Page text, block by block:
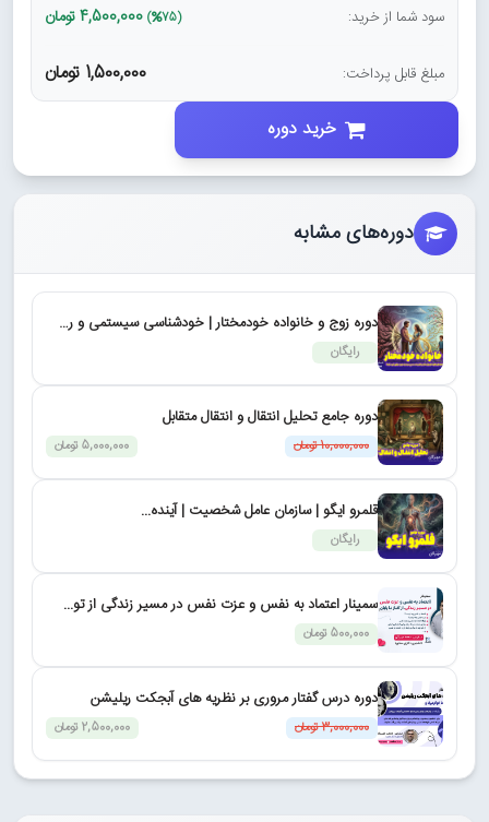
سود شما از خرید: (75
)
مبلغ قابل پرداخت:
1,500,000 تومان
خرید دوره
دوره‌های مشابه
دوره زوج و خانواده خودمختار | خودشناسی سیستمی و رش...
رایگان
دوره جامع تحلیل انتقال و انتقال متقابل
10,000,000 تومان 5,000,000 تومان
قلمرو ایگو | سازمان عامل شخصیت | آینده...
رایگان
سمینار اعتماد به نفس و عزت نفس در مسیر زندگی از تو...
500,000 تومان
دوره درس گفتار مروری بر نظریه های آبجکت ریلیشن
3,000,000 تومان 2,500,000 تومان